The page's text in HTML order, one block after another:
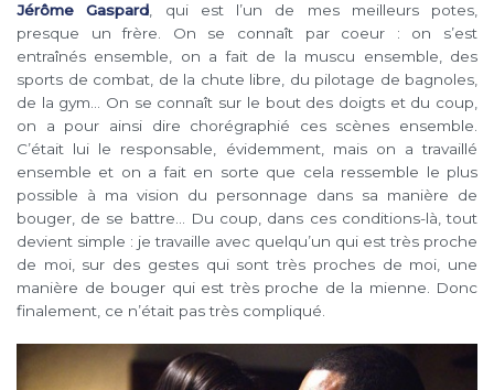
Jérôme Gaspard , qui est l’un de mes meilleurs potes,
presque un frère. On se connaît par coeur : on s’est
entraînés ensemble, on a fait de la muscu ensemble, des
sports de combat, de la chute libre, du pilotage de bagnoles,
de la gym… On se connaît sur le bout des doigts et du coup,
on a pour ainsi dire chorégraphié ces scènes ensemble.
C’était lui le responsable, évidemment, mais on a travaillé
ensemble et on a fait en sorte que cela ressemble le plus
possible à ma vision du personnage dans sa manière de
bouger, de se battre… Du coup, dans ces conditions-là, tout
devient simple : je travaille avec quelqu’un qui est très proche
de moi, sur des gestes qui sont très proches de moi, une
manière de bouger qui est très proche de la mienne. Donc
finalement, ce n’était pas très compliqué.